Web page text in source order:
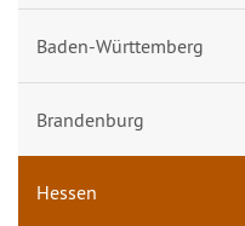
Baden-Württemberg
Brandenburg
Hessen